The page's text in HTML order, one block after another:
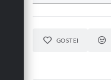
GOSTEI